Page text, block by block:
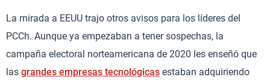
La mirada a EEUU trajo otros avisos para los líderes del
PCCh. Aunque ya empezaban a tener sospechas, la
campaña electoral norteamericana de 2020 les enseñó que
las grandes empresas tecnológicas estaban adquiriendo